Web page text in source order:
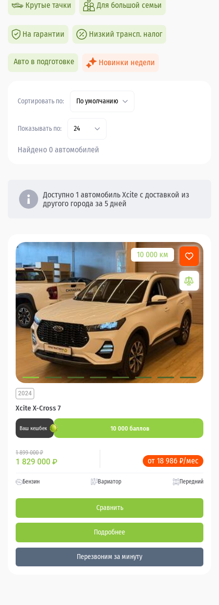
Крутые тачки Для большой семьи
На гарантии Низкий трансп. налог
Авто в подготовке Новинки недели
Сортировать по: По умолчанию
Показывать по: 24
Найдено 0 автомобилей
Доступно 1 автомобиль Xcite с доставкой из
другого города за 5 дней
10 000 км
Xcite X-Cross 7
2024
Ваш кешбек 10 000 баллов
1 899 000 ₽
1 829 000 ₽ от 18 986 ₽/мес
Бензин Вариатор Передний
Сравнить
Подробнее
Перезвоним за минуту